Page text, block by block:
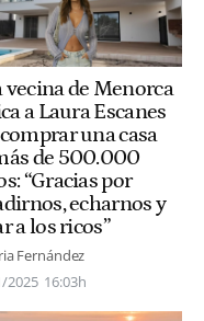
vecina de Menorca
a Laura Escanes
una casa
de 500.000
“Gracias por
echarnos y
a los ricos”
Fernández
2025 16:03h